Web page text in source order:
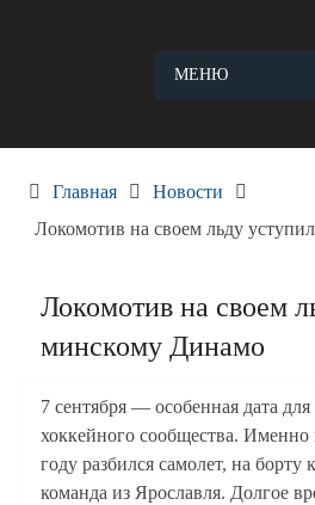
МЕНЮ
Главная
Новости
Локомотив на своем льду
Локомотив на своем
минскому Динамо
7 сентября — особенная дата
хоккейного сообщества. Именно
году разбился самолет, на борту
команда из Ярославля. Долгое